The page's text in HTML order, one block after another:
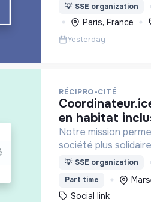
assurantiels et
l'argent.
💡 SSE organization
Paris, France
Yesterday
RÉCIPRO-CITÉ
coordinateur.ice-animateur.trice
en habitat
Notre mission
société plus
intergénérationnels
vieillissement de la
le délitement du
💡 SSE organization
Part time
Social link